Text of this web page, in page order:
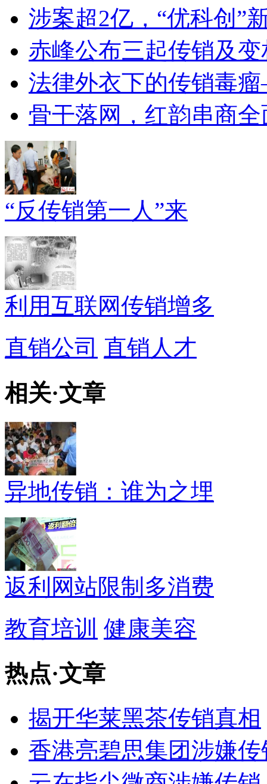
涉案超2亿，“优科创”
赤峰公布三起传销及
法律外衣下的传销毒
骨干落网，红韵串商
“反传销第一人”来
利用互联网传销增多
直销公司 直销人才
相关·文章
异地传销：谁为之埋
返利网站限制多消费
教育培训 健康美容
热点·文章
揭开华莱黑茶传销真相
香港亮碧思集团涉嫌